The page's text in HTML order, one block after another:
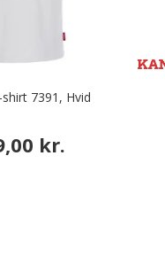
7391, Hvid
kr.